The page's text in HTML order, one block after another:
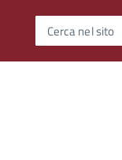
Cerca nel sito